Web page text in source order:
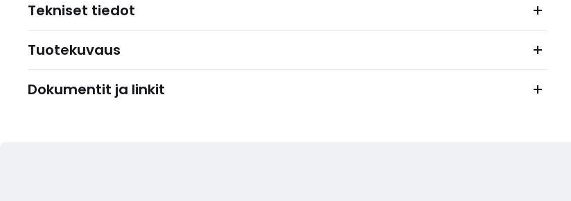
Tekniset tiedot
Tuotekuvaus
Dokumentit ja linkit